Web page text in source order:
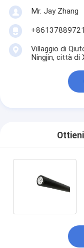
Mr. Jay Zhang
Villaggio di
Ningjin, città di